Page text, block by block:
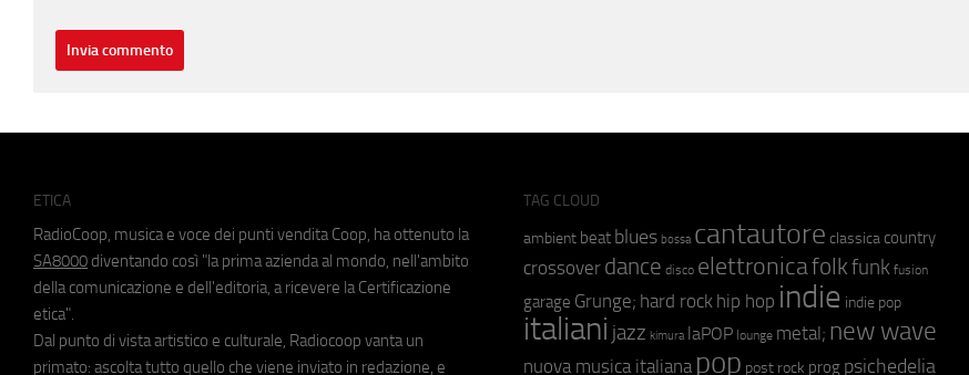
ETICA
RadioCoop, musica e voce dei punti vendita Coop, ha ottenuto la
SA8000 diventando così "la prima azienda al mondo, nell'ambito
della comunicazione e dell'editoria, a ricevere la Certificazione
etica".
Dal punto di vista artistico e culturale, Radiocoop vanta un
primato: ascolta tutto quello che viene inviato in redazione, e
TAG CLOUD
ambient beat blues bossa cantautore classica country
crossover dance disco elettronicafolkfunk fusion
garage Grunge; hard rock hip hop indie indie pop
italiani jazz kimura laPOP lounge metal; new wave
nuova musica italiana pop post rock prog psichedelia